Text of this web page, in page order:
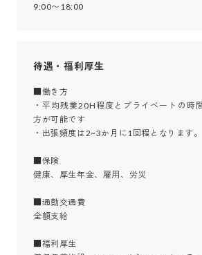
9:00〜18:00
待遇・福利厚生
■働き方
・平均残業20H程度とプライベートの時
方が可能です
・出張頻度は2~3か月に1回程となります。
■保険
健康、厚生年金、雇用、労災
■通勤交通費
全額支給
■福利厚生